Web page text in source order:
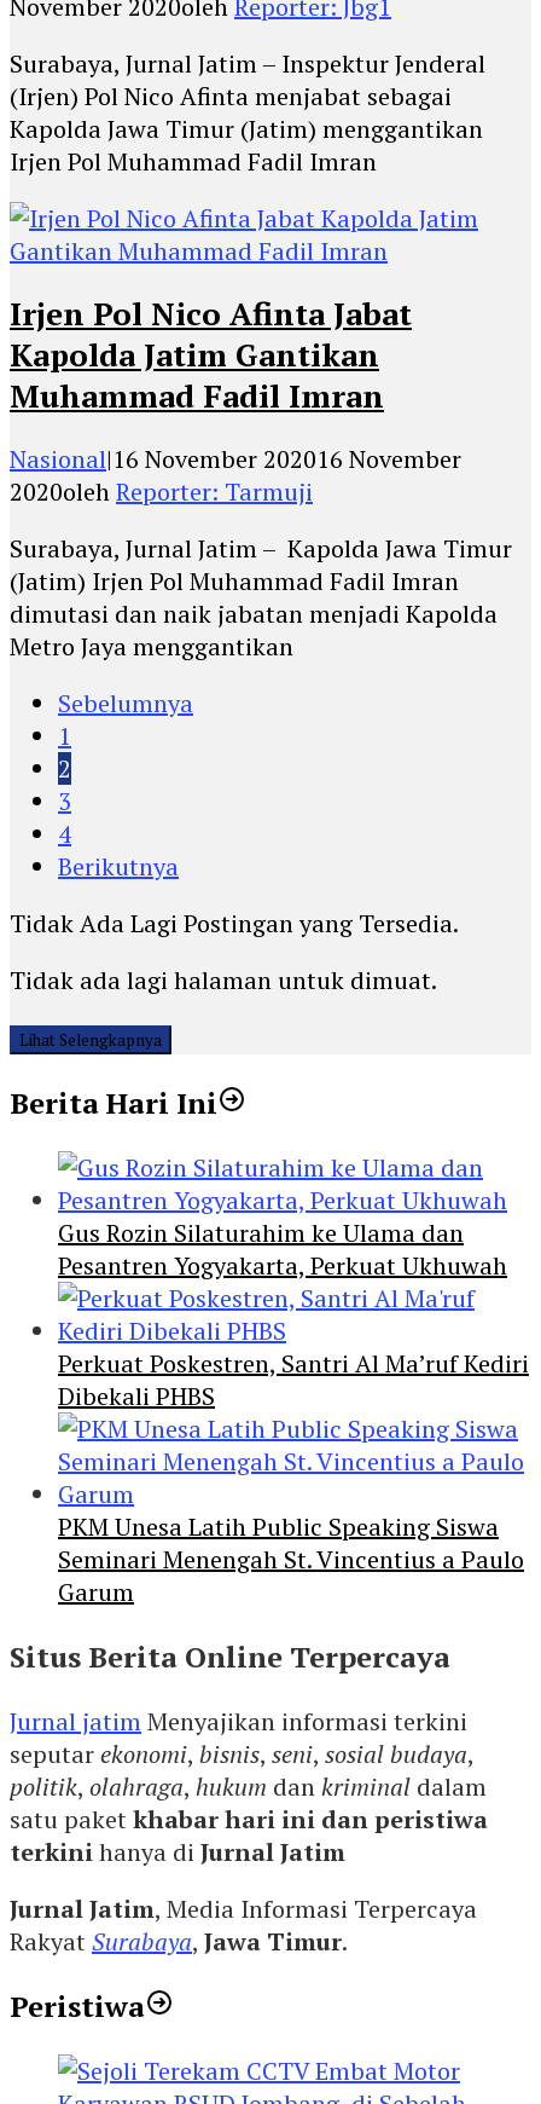
Surabaya, Jurnal Jatim – Inspektur Jenderal
(Irjen) Pol Nico Afinta menjabat sebagai
Kapolda Jawa Timur (Jatim) menggantikan
Irjen Pol Muhammad Fadil Imran
Irjen Pol Nico Afinta Jabat
Kapolda Jatim Gantikan
Muhammad Fadil Imran
Nasional|16 November 202016 November
2020olehReporter: Tarmuji
Surabaya, Jurnal Jatim – Kapolda Jawa Timur
(Jatim) Irjen Pol Muhammad Fadil Imran
dimutasi dan naik jabatan menjadi Kapolda
Metro Jaya menggantikan
Sebelumnya
1
2
3
4
Berikutnya
Tidak Ada Lagi Postingan yang Tersedia.
Tidak ada lagi halaman untuk dimuat.
Lihat Selengkapnya
Berita Hari Ini
Gus Rozin Silaturahim ke Ulama dan
Pesantren Yogyakarta, Perkuat Ukhuwah
Perkuat Poskestren, Santri Al Ma’ruf Kediri
Dibekali PHBS
PKM Unesa Latih Public Speaking Siswa
Seminari Menengah St. Vincentius a Paulo
Garum
Situs Berita Online Terpercaya
Jurnal jatimMenyajikan informasi terkini
seputarekonomi, bisnis, seni, sosial budaya,
politik, olahraga, hukum dankriminal dalam
satu paketkhabar hari ini dan peristiwa
terkinihanya di Jurnal Jatim
Jurnal Jatim, Media Informasi Terpercaya
RakyatSurabaya, Jawa Timur.
Peristiwa